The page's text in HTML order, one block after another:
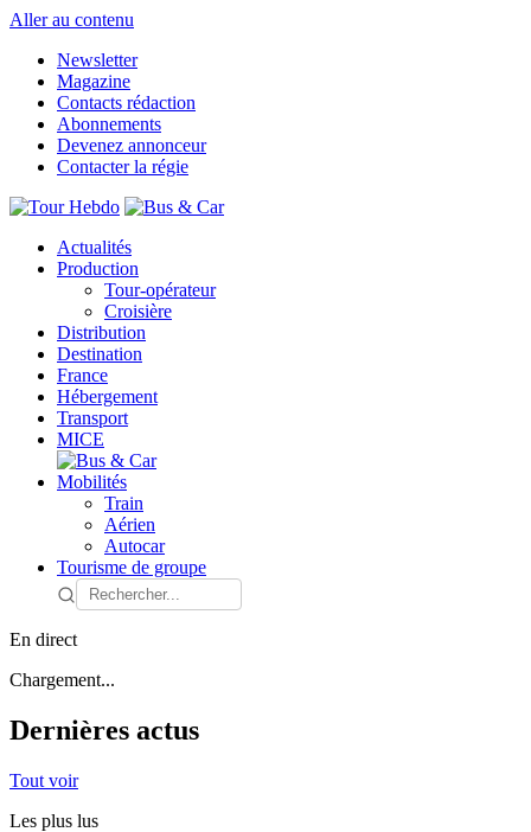
Aller au contenu
Newsletter
Magazine
Contacts rédaction
Abonnements
Devenez annonceur
Contacter la régie
Actualités
Production
Tour-opérateur
Croisière
Distribution
Destination
France
Hébergement
Transport
MICE
Mobilités
Train
Aérien
Autocar
Tourisme de groupe
En direct
Chargement...
Dernières actus
Tout voir
Les plus lus